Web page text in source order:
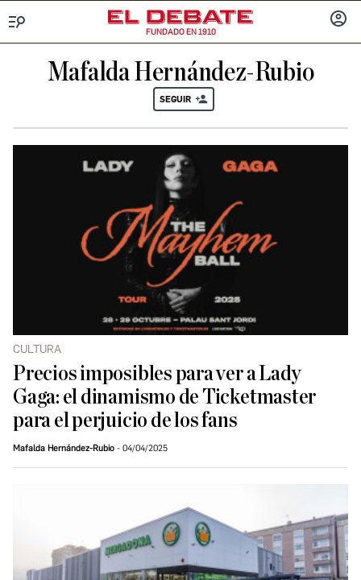
FUNDADO EN 1910
Mafalda Hernández-Rubio
SEGUIR
CULTURA
Precios imposibles para ver a Lady
Gaga: el dinamismo de Ticketmaster
para el perjuicio de los fans
Mafalda Hernández-Rubio 04/04/2025